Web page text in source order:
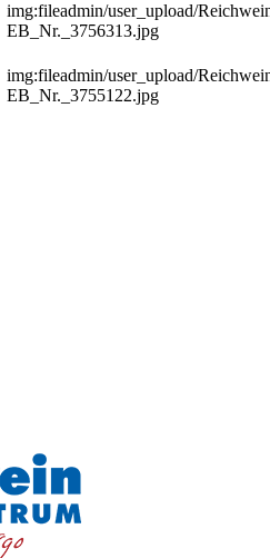
img:fileadmin/user_upload/
EB_Nr._3756313.jpg
img:fileadmin/user_upload/
EB_Nr._3755122.jpg